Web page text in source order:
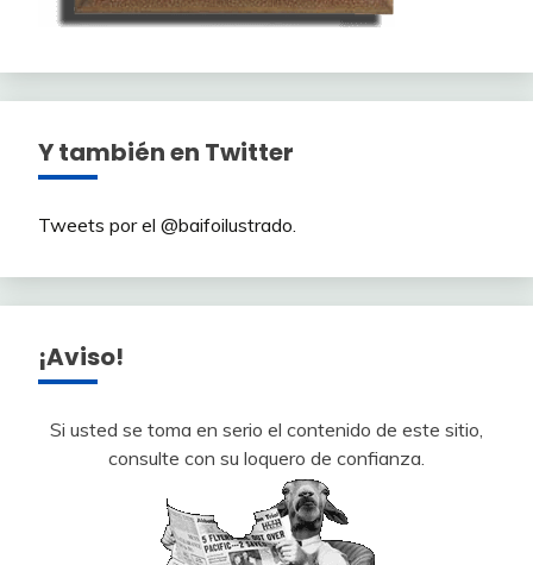
Y también en Twitter
Tweets por el @baifoilustrado.
¡Aviso!
Si usted se toma en serio el contenido de este sitio,
consulte con su loquero de confianza.